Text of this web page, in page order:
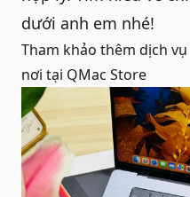
dưới anh em nhé!
Tham khảo thêm dịch vụ
nơi tại QMac Store